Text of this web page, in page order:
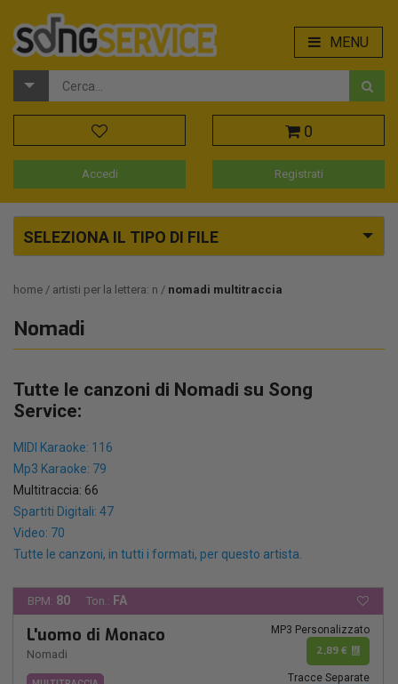
MENU
0
Accedi Registrati
SELEZIONA IL TIPO DI FILE
home artisti per la lettera: n nomadi multitraccia
Nomadi
Tutte le canzoni di Nomadi su Song
Service:
MIDI Karaoke: 116
Mp3 Karaoke: 79
Multitraccia: 66
Spartiti Digitali: 47
Video: 70
Tutte le canzoni, in tutti i formati, per questo artista.
BPM: 80 Ton.: FA
L'uomo di Monaco
Nomadi
MP3 Personalizzato
2,89 €
Tracce Separate